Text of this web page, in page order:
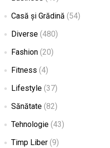
Casă și Grădină (54)
Diverse(480)
Fashion(20)
Fitness (4)
Lifestyle(37)
Sănătate(82)
Tehnologie(43)
Timp Liber(9)